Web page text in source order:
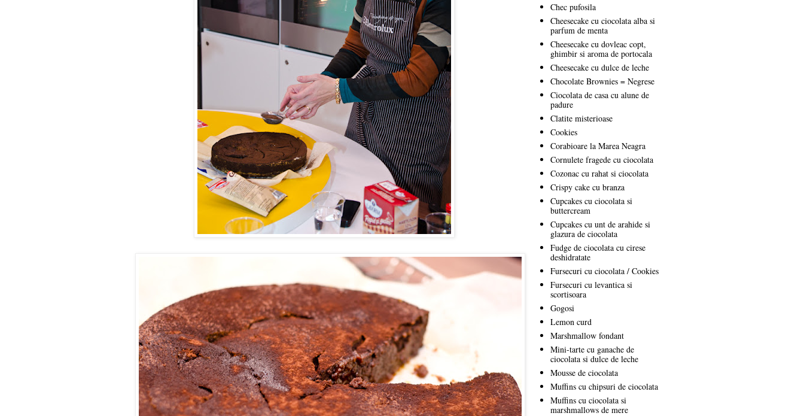
Chec pufosila
Cheesecake cu ciocolata alba si
parfum de menta
Cheesecake cu dovleac copt,
ghimbir si aroma de portocala
Cheesecake cu dulce de leche
Chocolate Brownies = Negrese
Ciocolata de casa cu alune de
padure
Clatite misterioase
Cookies
Corabioare la Marea Neagra
Cornulete fragede cu ciocolata
Cozonac cu rahat si ciocolata
Crispy cake cu branza
Cupcakes cu ciocolata si
buttercream
Cupcakes cu unt de arahide si
glazura de ciocolata
Fudge de ciocolata cu cirese
deshidratate
Fursecuri cu ciocolata / Cookies
Fursecuri cu levantica si
scortisoara
Gogosi
Lemon curd
Marshmallow fondant
Mini-tarte cu ganache de
ciocolata si dulce de leche
Mousse de ciocolata
Muffins cu chipsuri de ciocolata
Muffins cu ciocolata si
marshmallows de mere